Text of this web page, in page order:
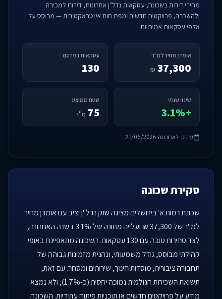
מחירי דירות בשכונה, עסקאות נדל"ן אחרונות, דירות למכירה
ולהשכרה, פרויקטים חדשים ומפת חום אינטראקטיבית — מבוסס על
אלפי עסקאות אמיתיות
אומדן מחיר למ"ר
37,300
₪
עסקאות במדגם
130
שינוי שנתי
+3.1%
שטח ממוצע
75 מ"ר
עודכן לאחרונה 21/06/2026
סקירת שכונה
שכונת רמות א' בירושלים מציגה שוק נדל"ן יציב עם אומדן מחיר
למ"ר של 37,300 ₪ ועלייה מתונה של 3.1% בשנה האחרונה,
לצד סחירות טובה עם 130 עסקאות. השכונה מתאפיינת באופי
קהילתי מבוסס, גודל משמעותי, ונהנית מזמינות גבוהה של
תחבורה ציבורית, מוסדות חינוך, שירותים ומסחר. עם זאת,
תשואת השכירות הגולמית נמוכה יחסית (כ-1.7%), ולא נמצא
מידע על פרויקטים חדשים או תוכניות פיתוח עתידיות. השכונה